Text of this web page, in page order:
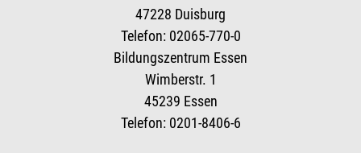
47228 Duisburg
Telefon: 02065-770-0
Bildungszentrum Essen
Wimberstr. 1
45239 Essen
Telefon: 0201-8406-6